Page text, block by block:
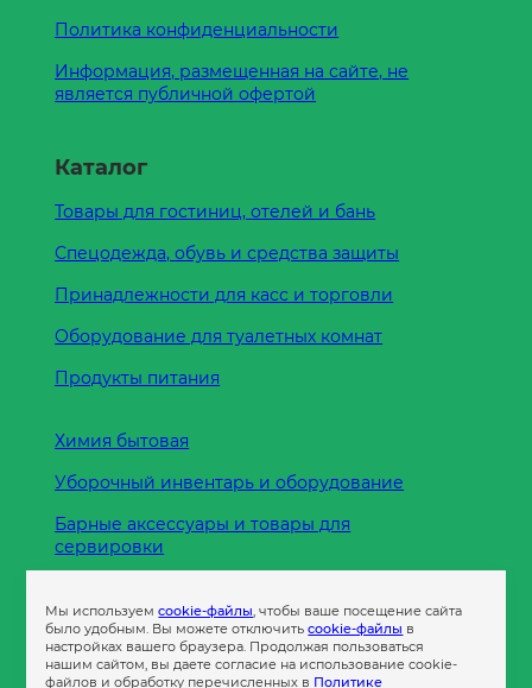
Политика конфиденциальности
Информация, размещенная на сайте, не
является публичной офертой
Каталог
Товары для гостиниц, отелей и бань
Спецодежда, обувь и средства защиты
Принадлежности для касс и торговли
Оборудование для туалетных комнат
Продукты питания
Химия бытовая
Уборочный инвентарь и оборудование
Барные аксессуары и товары для
сервировки
Пленка
Мы используемcookie-файлы, чтобы ваше посещение сайта
было удобным. Вы можете отключитьcookie-файлы в
настройках вашего браузера. Продолжая пользоваться
нашим сайтом, вы даете согласие на использование cookie-
файлов и обработку перечисленных в Политике